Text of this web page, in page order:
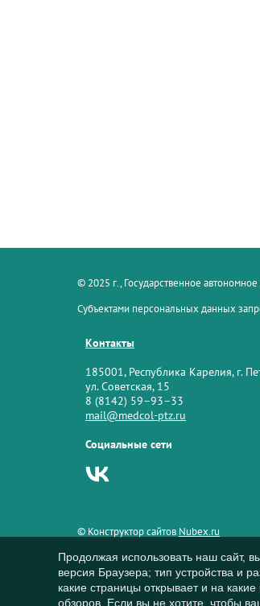
© 2025 г., Государственное
Субъектами персональных данных
Контакты
185001, Республика Карелия, г.
ул. Советская, 15
8 (8142) 59–93–33
mail@medcol-ptz.ru
Социальные сети
© Конструктор сайтов Nubex.ru
Продолжая использовать наш сайт,
версия Браузера; тип устройства и
какие страницы открывает и на
обзоров. Если вы не хотите, чтобы